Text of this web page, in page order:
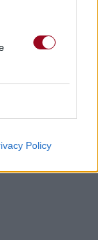
Policy